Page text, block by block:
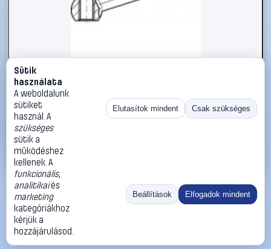
#1785855
Kúpos fogantyú Menetes stiftral TOOLCRAFT DIN 99 A 2
N forma, méret: N 160 M 20
TOOLCRAFT Szerelvények
21 990 Ft
Kosárba
«
Ugrás:
Méret:
Rendezés:
©2026
ThermoScope
ÁSZF
Cégbemutató
Sütik
használata
A weboldalunk
sütiket
használ. A
szükséges
sütik a
működéshez
kellenek. A
funkcionális,
analitikaiés
marketing
kategóriákhoz
kérjük a
hozzájárulásod.
Elutasítok mindent Csak szükséges
Beállítások Elfogadok mindent